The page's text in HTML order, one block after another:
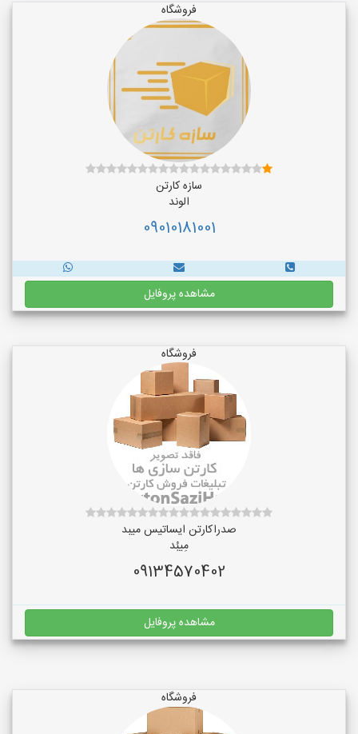
فروشگاه
سازه کارتن
الوند
09010181001
مشاهده پروفایل
فروشگاه
صدراکارتن ایساتیس میبد
مِیبُد
09134570402
مشاهده پروفایل
فروشگاه